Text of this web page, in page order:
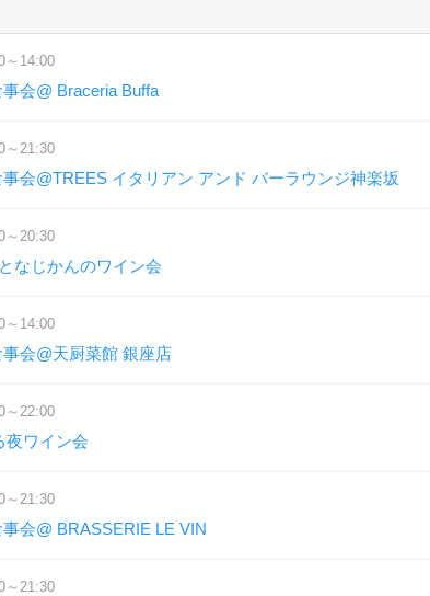
～14:00
会@ Braceria Buffa
～21:30
会@TREES イタリアン アンド バーラウンジ神楽坂
～20:30
なじかんのワイン会
～14:00
会@天厨菜館 銀座店
～22:00
夜ワイン会
～21:30
会@ BRASSERIE LE VIN
～21:30